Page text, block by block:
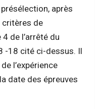
après
de
de l’arrêté du
-18 cité ci-dessus. Il
l’expérience
date des épreuves